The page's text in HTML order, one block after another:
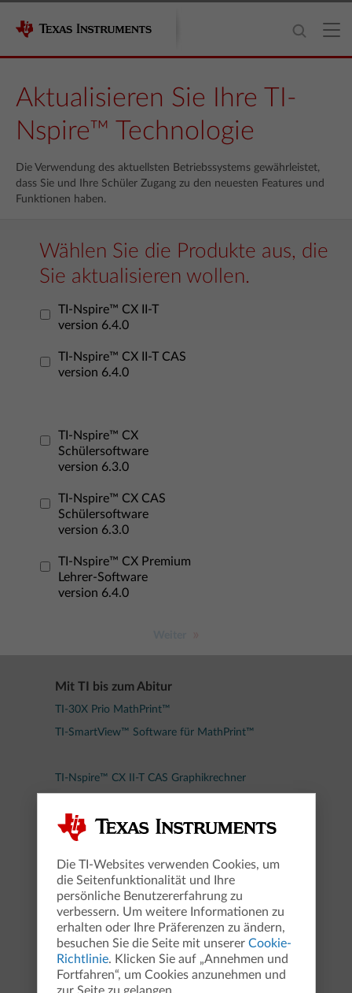
Aktualisieren Sie Ihre TI-
Nspire™ Technologie
Die Verwendung des aktuellsten Betriebssystems gewährleistet,
dass Sie und Ihre Schüler Zugang zu den neuesten Features und
Funktionen haben.
Wählen Sie die Produkte aus, die
Sie aktualisieren wollen.
TI-Nspire™ CX II-T
version 6.4.0
TI-Nspire™ CX II-T CAS
version 6.4.0
TI-Nspire™ CX
Schülersoftware
version 6.3.0
TI-Nspire™ CX CAS
Schülersoftware
version 6.3.0
TI-Nspire™ CX Premium
Lehrer-Software
version 6.4.0
Mit TI bis zum Abitur
TI-30X Prio MathPrint™
TI-SmartView™ Software für MathPrint™
TI-Nspire™ CX II-T CAS Graphikrechner
TI-Nspire™ CX CAS Schüler Software
WTR/MMS - Entscheidungsratgeber
TI-Nspire™ CAS macht Schule
Die Wahl des richtigen Taschenrechners
Alles für die Schule
Die TI-Websites verwenden Cookies, um
die Seitenfunktionalität und Ihre
persönliche Benutzererfahrung zu
verbessern. Um weitere Informationen zu
erhalten oder Ihre Präferenzen zu ändern,
besuchen Sie die Seite mit unserer Cookie-
Richtlinie. Klicken Sie auf „Annehmen und
Fortfahren“, um Cookies anzunehmen und
zur Seite zu gelangen.